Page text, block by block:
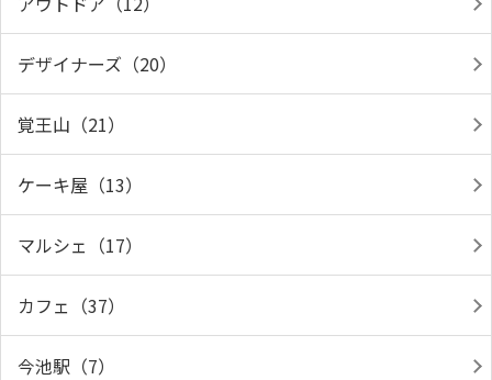
デザイナーズ（20）
覚王山（21）
ケーキ屋（13）
マルシェ（17）
カフェ（37）
今池駅（7）